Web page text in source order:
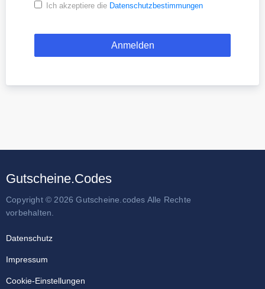
Ich akzeptiere die Datenschutzbestimmungen
Gutscheine.Codes
Copyright © 2026 Gutscheine.codes Alle Rechte
vorbehalten.
Datenschutz
Impressum
Cookie-Einstellungen